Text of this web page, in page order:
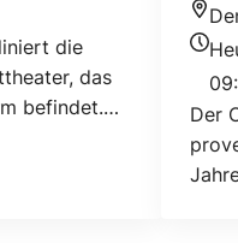
die
das
befindet.
Der